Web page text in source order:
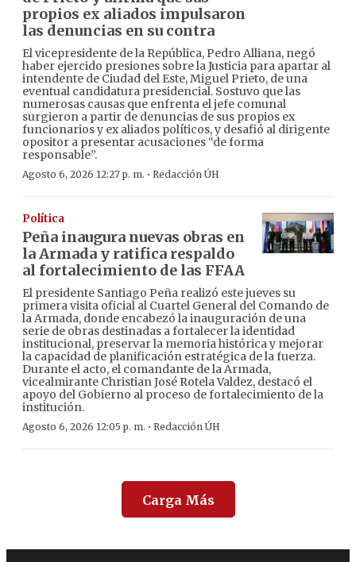
propios ex aliados impulsaron
las denuncias en su contra
El vicepresidente de la República, Pedro Alliana, negó
haber ejercido presiones sobre la Justicia para apartar al
intendente de Ciudad del Este, Miguel Prieto, de una
eventual candidatura presidencial. Sostuvo que las
numerosas causas que enfrenta el jefe comunal
surgieron a partir de denuncias de sus propios ex
funcionarios y ex aliados políticos, y desafió al dirigente
opositor a presentar acusaciones “de forma
responsable”.
Agosto 6, 2026 12:27 p. m. · Redacción ÚH
Política
Peña inaugura nuevas obras en
la Armada y ratifica respaldo
al fortalecimiento de las FFAA
El presidente Santiago Peña realizó este jueves su
primera visita oficial al Cuartel General del Comando de
la Armada, donde encabezó la inauguración de una
serie de obras destinadas a fortalecer la identidad
institucional, preservar la memoria histórica y mejorar
la capacidad de planificación estratégica de la fuerza.
Durante el acto, el comandante de la Armada,
vicealmirante Christian José Rotela Valdez, destacó el
apoyo del Gobierno al proceso de fortalecimiento de la
institución.
Agosto 6, 2026 12:05 p. m. · Redacción ÚH
Carga Más